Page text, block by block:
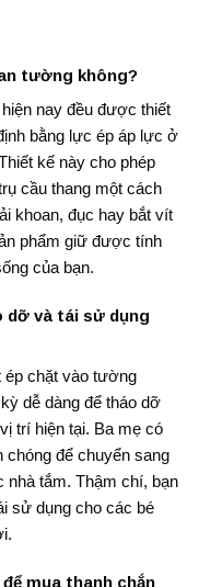
tường không?
hiện nay đều được thiết
bằng lực ép áp lực ở
kế này cho phép
cầu thang một cách
khoan, đục hay bắt vít
phẩm giữ được tính
của bạn.
dỡ và tái sử dụng
ép chặt vào tường
dễ dàng để tháo dỡ
trí hiện tại. Ba mẹ có
chóng để chuyển sang
nhà tắm. Thậm chí, bạn
sử dụng cho các bé
mua thanh chắn